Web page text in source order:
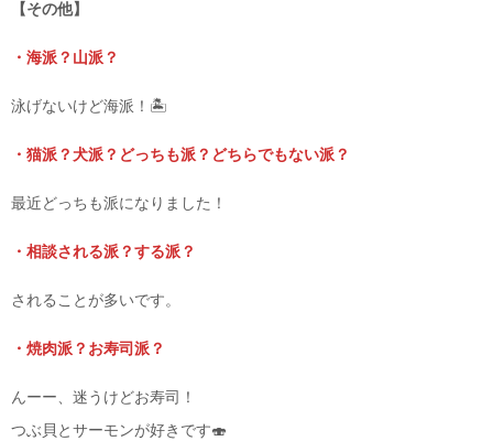
【その他】
・海派？山派？
泳げないけど海派！🏝️
・猫派？犬派？どっちも派？どちらでもない派？
最近どっちも派になりました！
・相談される派？する派？
されることが多いです。
・焼肉派？お寿司派？
んーー、迷うけどお寿司！
つぶ貝とサーモンが好きです🍣